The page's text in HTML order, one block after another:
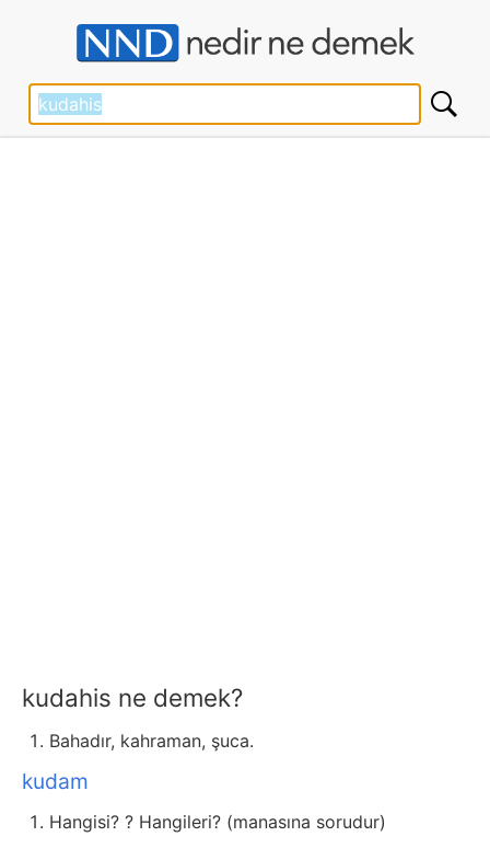
kudahis ne demek?
Bahadır, kahraman, şuca.
kudam
Hangisi? ? Hangileri? (manasına sorudur)